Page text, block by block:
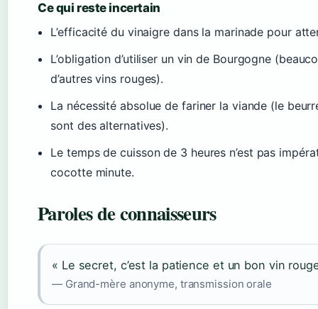
Ce qui reste incertain
L’efficacité du vinaigre dans la marinade pour
L’obligation d’utiliser un vin de Bourgogne
d’autres vins rouges).
La nécessité absolue de fariner la viande (le
sont des alternatives).
Le temps de cuisson de 3 heures n’est pas
cocotte minute.
Paroles de connaisseurs
« Le secret, c’est la patience et un bon vin
— Grand-mère anonyme, transmission orale